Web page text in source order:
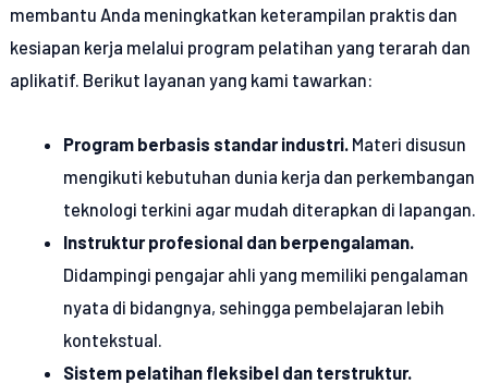
membantu Anda meningkatkan keterampilan praktis dan
kesiapan kerja melalui program pelatihan yang terarah dan
aplikatif. Berikut layanan yang kami tawarkan:
Program berbasis standar industri. Materi disusun
mengikuti kebutuhan dunia kerja dan perkembangan
teknologi terkini agar mudah diterapkan di lapangan.
Instruktur profesional dan berpengalaman.
Didampingi pengajar ahli yang memiliki pengalaman
nyata di bidangnya, sehingga pembelajaran lebih
kontekstual.
Sistem pelatihan fleksibel dan terstruktur.